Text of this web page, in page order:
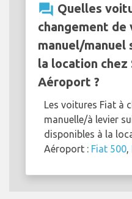
question_answer Quelles
changement de
manuel/manuel
la location
Aéroport ?
Les voitures Fiat à
manuelle/à levier
disponibles à la
Aéroport : Fiat 500,